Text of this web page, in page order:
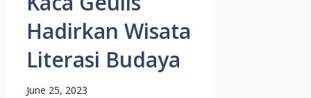
Hadirkan Wisata
Literasi Budaya
June 25, 2023